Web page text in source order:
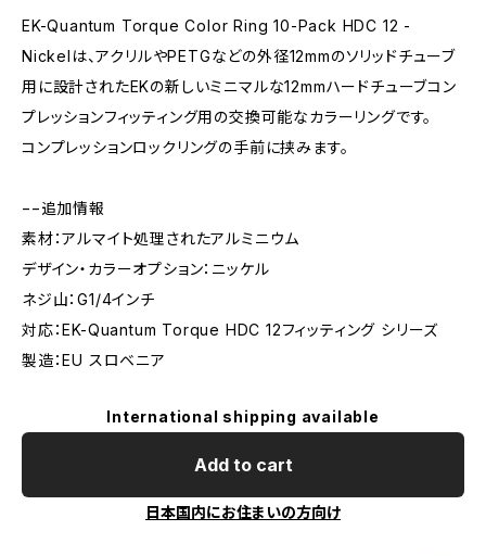
EK-Quantum Torque Color Ring 10-Pack HDC 12 -
Nickelは、アクリルやPETGなどの外径12mmのソリッドチューブ
用に設計されたEKの新しいミニマルな12mmハードチューブコン
プレッションフィッティング用の交換可能なカラーリングです。
コンプレッションロックリングの手前に挟みます。
−−追加情報
素材：アルマイト処理されたアルミニウム
デザイン・カラーオプション：ニッケル
ネジ山：G1/4インチ
対応：EK-Quantum Torque HDC 12フィッティング シリーズ
製造：EU スロベニア
International shipping available
Add to cart
日本国内にお住まいの方向け